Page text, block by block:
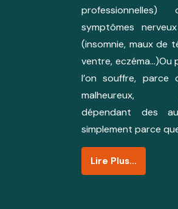
symptômes
(insomnie, maux de
ventre, eczéma…)Ou
l’on souffre, parce
malheureux,
dépendant des
simplement parce
Lire Plus…